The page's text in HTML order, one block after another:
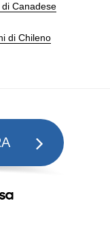
Canadese
di Chileno